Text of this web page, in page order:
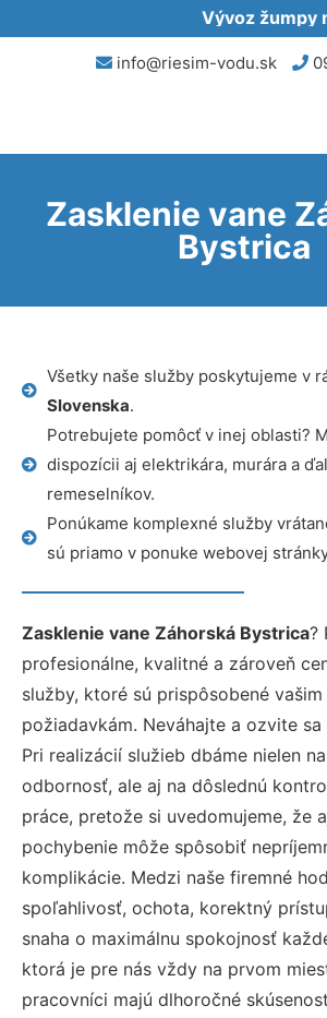
Vývoz žumpy
info@riesim-vodu.sk
Zasklenie vane
Bystrica
Všetky naše služby poskytujeme v
Slovenska.
Potrebujete pomôcť v inej oblasti?
dispozícii aj elektrikára, murára a
remeselníkov.
Ponúkame komplexné služby
sú priamo v ponuke webovej
Zasklenie vane Záhorská Bystrica?
profesionálne, kvalitné a zároveň
služby, ktoré sú prispôsobené
požiadavkám. Neváhajte a ozvite sa
Pri realizácií služieb dbáme nielen
odbornosť, ale aj na dôslednú
práce, pretože si uvedomujeme, že
pochybenie môže spôsobiť
komplikácie. Medzi naše firemné
spoľahlivosť, ochota, korektný
snaha o maximálnu spokojnosť
ktorá je pre nás vždy na prvom
pracovníci majú dlhoročné